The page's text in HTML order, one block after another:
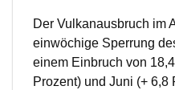
Der Vulkanausbruch im
einwöchige Sperrung
einem Einbruch von
Prozent) und Juni (+ 6,8